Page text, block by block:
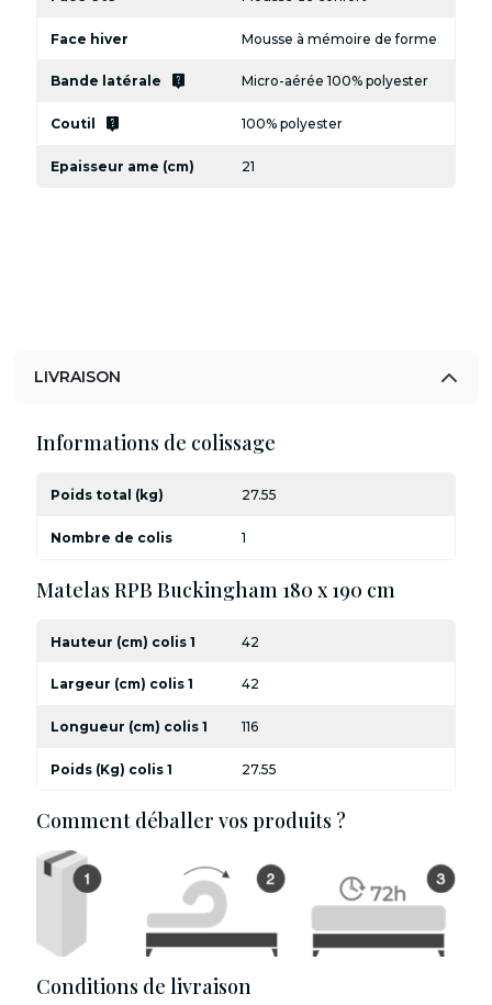
Face hiver Mousse à mémoire de forme
Bande latérale live_help Micro-aérée 100% polyester
Coutil live_help 100% polyester
Epaisseur ame (cm) 21
LIVRAISON
Informations de colissage
Poids total (kg) 27.55
Nombre de colis 1
Matelas RPB Buckingham 180 x 190 cm
Hauteur (cm) colis 1 42
Largeur (cm) colis 1 42
Longueur (cm) colis 1 116
Poids (Kg) colis 1 27.55
Comment déballer vos produits ?
Conditions de livraison